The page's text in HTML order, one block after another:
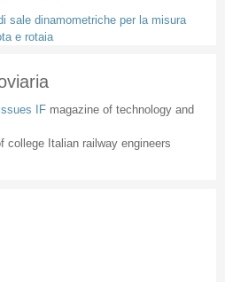
sale dinamometriche per la misura
e rotaia
IF magazine of technology and
college Italian railway engineers